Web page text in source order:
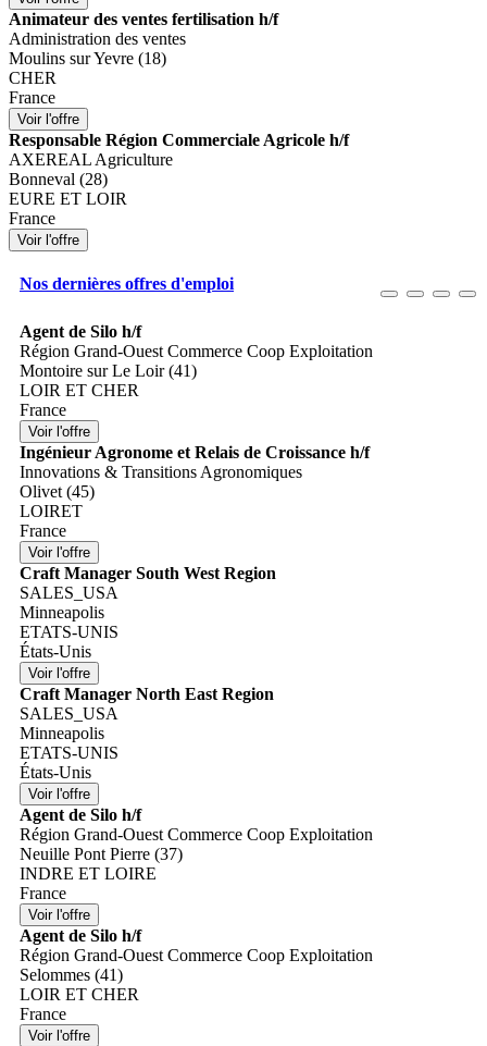
Animateur des ventes fertilisation h/f
Administration des ventes
Moulins sur Yevre (18)
CHER
France
Responsable Région Commerciale Agricole h/f
AXEREAL Agriculture
Bonneval (28)
EURE ET LOIR
France
Nos dernières offres d'emploi
Agent de Silo h/f
Région Grand-Ouest Commerce Coop Exploitation
Montoire sur Le Loir (41)
LOIR ET CHER
France
Ingénieur Agronome et Relais de Croissance h/f
Innovations & Transitions Agronomiques
Olivet (45)
LOIRET
France
Craft Manager South West Region
SALES_USA
Minneapolis
ETATS-UNIS
États-Unis
Craft Manager North East Region
SALES_USA
Minneapolis
ETATS-UNIS
États-Unis
Agent de Silo h/f
Région Grand-Ouest Commerce Coop Exploitation
Neuille Pont Pierre (37)
INDRE ET LOIRE
France
Agent de Silo h/f
Région Grand-Ouest Commerce Coop Exploitation
Selommes (41)
LOIR ET CHER
France